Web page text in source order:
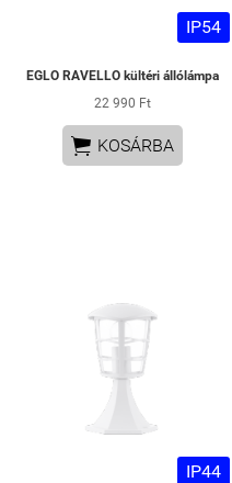
IP54
EGLO RAVELLO kültéri állólámpa
22 990 Ft
 KOSÁRBA
IP44